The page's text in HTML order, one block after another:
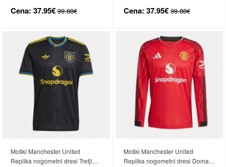
Cena: 37.95€ 99.88€ Cena: 37.95€ 99.88€
Moški Manchester United
Replika nogometni dresi Tretji
Moški Manchester United
Replika nogometni dresi Domači